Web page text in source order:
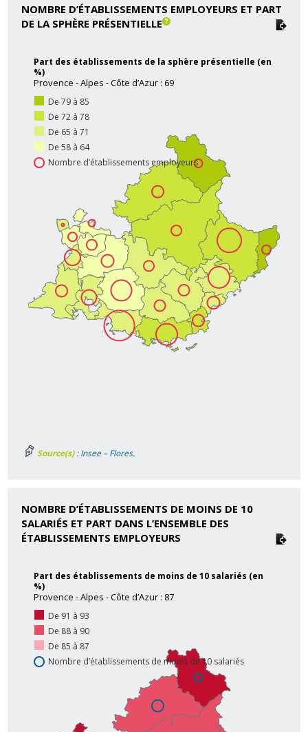
NOMBRE D’ÉTABLISSEMENTS EMPLOYEURS ET PART
DE LA SPHÈRE PRÉSENTIELLE
De 79 à 85
De 72 à 78
De 65 à 71
De 58 à 64
Nombre d’établissements employeurs
Part des établissements de la sphère présentielle (en
%)
Provence - Alpes - Côte d’Azur : 69
Source(s): Insee – Flores.
NOMBRE D’ÉTABLISSEMENTS DE MOINS DE 10
SALARIÉS ET PART DANS L’ENSEMBLE DES
ÉTABLISSEMENTS EMPLOYEURS
De 91 à 93
De 88 à 90
De 85 à 87
Nombre d’établissements de moins de 10 salariés
Part des établissements de moins de 10 salariés (en
%)
Provence - Alpes - Côte d’Azur : 87